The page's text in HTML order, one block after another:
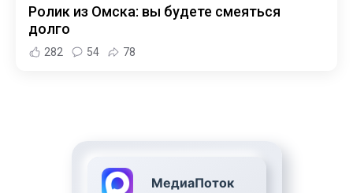
Ролик из Омска: вы будете смеяться
долго
282 54 78
МедиаПоток